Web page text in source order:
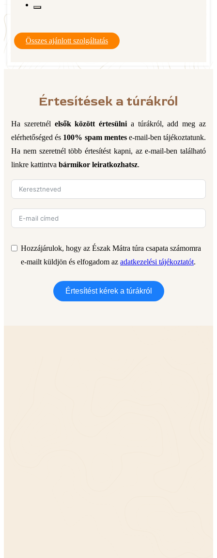
Összes ajánlott szolgáltatás
Értesítések a túrákról
Ha szeretnél elsők között értesülni a túrákról, add meg az
elérhetőséged és 100% spam mentese-mail-ben tájékoztatunk.
Ha nem szeretnél több értesítést kapni, az e-mail-ben található
linkre kattintva bármikor leiratkozhatsz.
Hozzájárulok, hogy az Észak Mátra túra csapata számomra
e-mailt küldjön és elfogadom az adatkezelési tájékoztatót.
Értesítést kérek a túrákról